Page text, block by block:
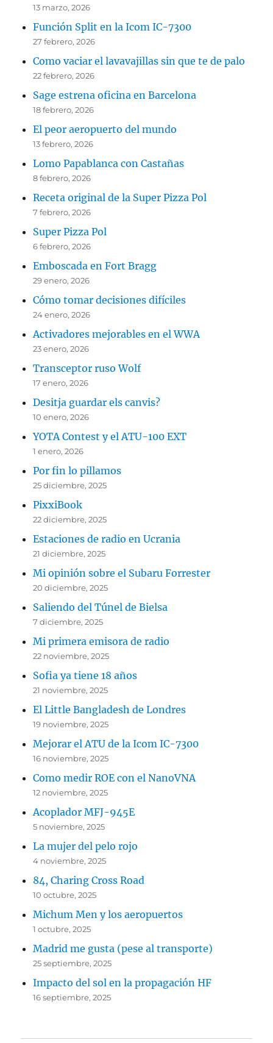
13 marzo, 2026
Función Split en la Icom IC-7300
27 febrero, 2026
Como vaciar el lavavajillas sin que te de palo
22 febrero, 2026
Sage estrena oficina en Barcelona
18 febrero, 2026
El peor aeropuerto del mundo
13 febrero, 2026
Lomo Papablanca con Castañas
8 febrero, 2026
Receta original de la Super Pizza Pol
7 febrero, 2026
Super Pizza Pol
6 febrero, 2026
Emboscada en Fort Bragg
29 enero, 2026
Cómo tomar decisiones difíciles
24 enero, 2026
Activadores mejorables en el WWA
23 enero, 2026
Transceptor ruso Wolf
17 enero, 2026
Desitja guardar els canvis?
10 enero, 2026
YOTA Contest y el ATU-100 EXT
1 enero, 2026
Por fin lo pillamos
25 diciembre, 2025
PixxiBook
22 diciembre, 2025
Estaciones de radio en Ucrania
21 diciembre, 2025
Mi opinión sobre el Subaru Forrester
20 diciembre, 2025
Saliendo del Túnel de Bielsa
7 diciembre, 2025
Mi primera emisora de radio
22 noviembre, 2025
Sofia ya tiene 18 años
21 noviembre, 2025
El Little Bangladesh de Londres
19 noviembre, 2025
Mejorar el ATU de la Icom IC-7300
16 noviembre, 2025
Como medir ROE con el NanoVNA
12 noviembre, 2025
Acoplador MFJ-945E
5 noviembre, 2025
La mujer del pelo rojo
4 noviembre, 2025
84, Charing Cross Road
10 octubre, 2025
Michum Men y los aeropuertos
1 octubre, 2025
Madrid me gusta (pese al transporte)
25 septiembre, 2025
Impacto del sol en la propagación HF
16 septiembre, 2025